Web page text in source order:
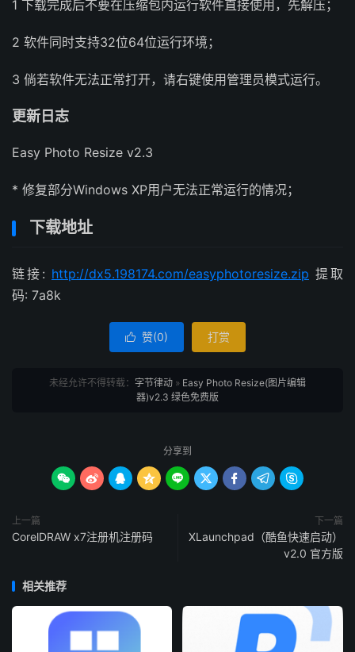
1 下载完成后不要在压缩包内运行软件直接使用，先解压；
2 软件同时支持32位64位运行环境；
3 倘若软件无法正常打开，请右键使用管理员模式运行。
更新日志
Easy Photo Resize v2.3
* 修复部分Windows XP用户无法正常运行的情况；
下载地址
链接: http://dx5.198174.com/easyphotoresize.zip 提取
码: 7a8k
 赞(0) 打赏
未经允许不得转载： 字节律动 » Easy Photo Resize(图片编辑
器)v2.3 绿色免费版
分享到
        
上一篇
CorelDRAW x7注册机注册码
下一篇
XLaunchpad（酷鱼快速启动）
v2.0 官方版
相关推荐